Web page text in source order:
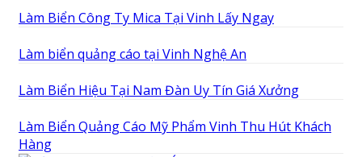
Làm Biển Công Ty Mica Tại Vinh Lấy Ngay
Làm biển quảng cáo tại Vinh Nghệ An
Làm Biển Hiệu Tại Nam Đàn Uy Tín Giá Xưởng
Làm Biển Quảng Cáo Mỹ Phẩm Vinh Thu Hút Khách
Hàng